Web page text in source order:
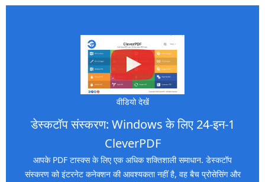
वीडियो देखें
डेस्कटॉप संस्करण: Windows के लिए 24-इन-1
CleverPDF
आपके PDF टास्क्स के लिए एक अधिक शक्तिशाली समाधान. डेस्कटॉप
संस्करण को इंटरनेट कनेक्शन की आवश्यकता नहीं है, वह बैच प्रोसेसिंग और